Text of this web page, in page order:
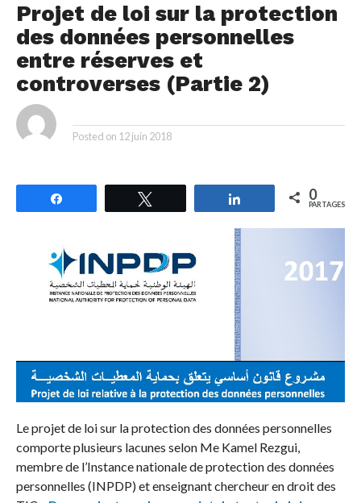
Projet de loi sur la protection
des données personnelles
entre réserves et
controverses (Partie 2)
Posted on 12 juin 2018
Partagez 0
PARTAGES
Le projet de loi sur la protection des données personnelles
comporte plusieurs lacunes selon Me Kamel Rezgui,
membre de l’Instance nationale de protection des données
personnelles (INPDP) et enseignant chercheur en droit des